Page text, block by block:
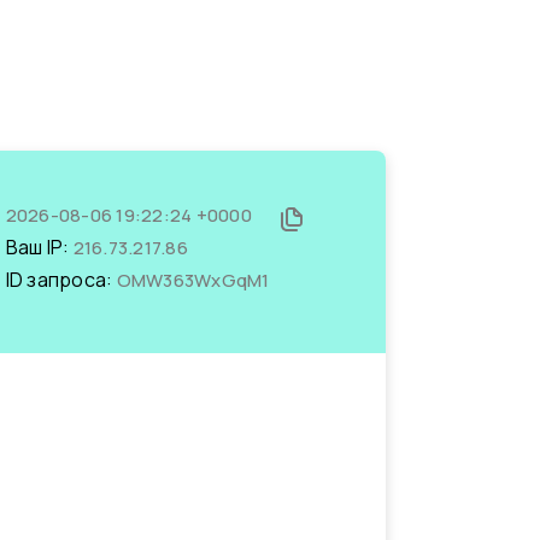
2026-08-06 19:22:24 +0000
Ваш IP: 216.73.217.86
ID запроса: OMW363WxGqM1